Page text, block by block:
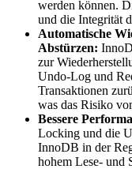
werden können.
und die Integrität
Automatische
Abstürzen:
zur
Undo-Log und
Transaktionen
was das Risiko
Bessere
Locking und die
InnoDB in der
hohem Lese- und